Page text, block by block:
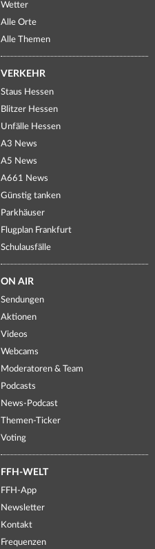
Wetter
Alle Orte
Alle Themen
VERKEHR
Staus Hessen
Blitzer Hessen
Unfälle Hessen
A3 News
A5 News
A661 News
Günstig tanken
Parkhäuser
Flugplan Frankfurt
Schulausfälle
ON AIR
Sendungen
Aktionen
Videos
Webcams
Moderatoren & Team
Podcasts
News-Podcast
Themen-Ticker
Voting
FFH-WELT
FFH-App
Newsletter
Kontakt
Frequenzen